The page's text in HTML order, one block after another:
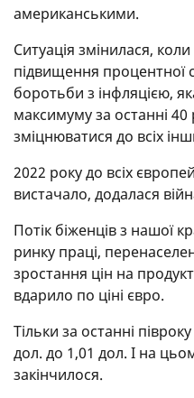
американськими.
Ситуація змінилася,
підвищення
боротьби з інфляцією,
максимуму за останні
зміцнюватися до всіх
2022 року до всіх
вистачало, додалася
Потік біженців з нашої
ринку праці,
зростання цін на
вдарило по ціні євро.
Тільки за останні
дол. до 1,01 дол. І на
закінчилося.